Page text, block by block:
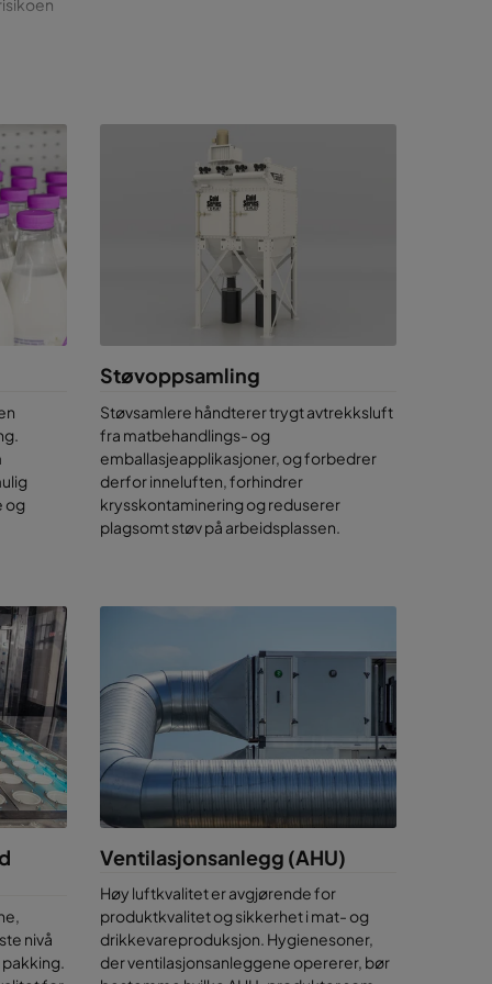
for
yoghurt,
–
det er
kan
-
og
Støvoppsamling
Støvsamlere håndterer trygt avtrekksluft
fra matbehandlings- og
emballasjeapplikasjoner, og forbedrer
derfor inneluften, forhindrer
krysskontaminering og reduserer
plagsomt støv på arbeidsplassen.
nivå
Ventilasjonsanlegg (AHU)
Høy luftkvalitet er avgjørende for
produktkvalitet og sikkerhet i mat- og
drikkevareproduksjon. Hygienesoner,
der ventilasjonsanleggene opererer, bør